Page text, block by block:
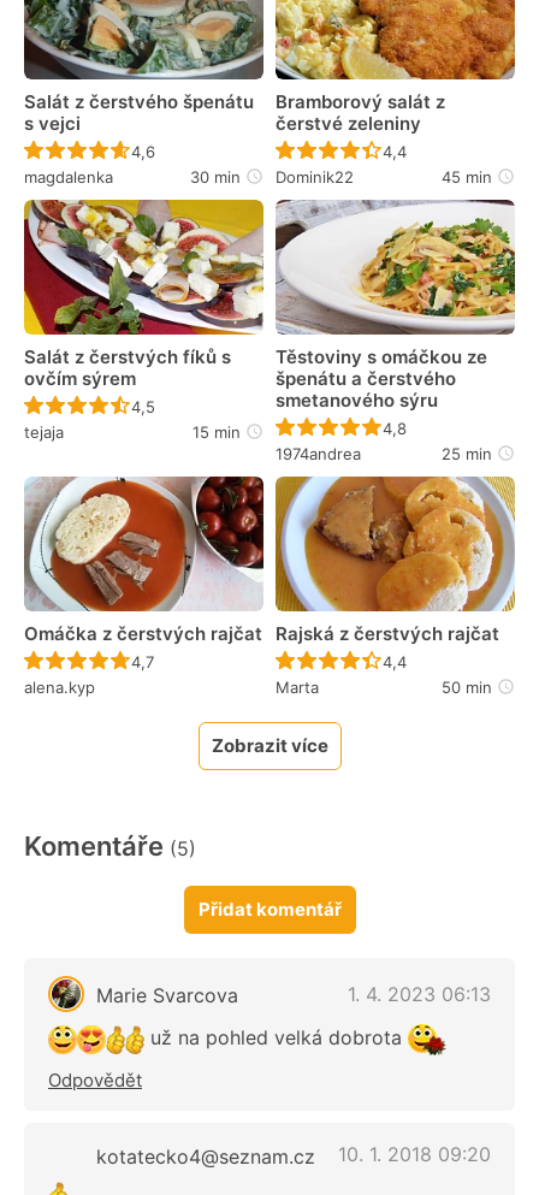
Salát z čerstvého špenátu
s vejci
Recept ještě nebyl hodnocen
4,6
magdalenka
30 min
Bramborový salát z
čerstvé zeleniny
Recept ještě nebyl
4,4
Dominik22
45 min
Salát z čerstvých fíků s
ovčím sýrem
Recept ještě nebyl hodnocen
4,5
tejaja
15 min
Těstoviny s omáčkou ze
špenátu a čerstvého
smetanového sýru
Recept ještě nebyl
4,8
1974andrea
25 min
Omáčka z čerstvých rajčat
Recept ještě nebyl hodnocen
4,7
alena.kyp
Rajská z čerstvých rajčat
Recept ještě nebyl
4,4
Marta
50 min
Zobrazit více
Komentáře (5)
Přidat komentář
Marie Svarcova
1. 4. 2023 06:13
už na pohled velká dobrota
Odpovědět
kotatecko4@seznam.cz 10. 1. 2018 09:20